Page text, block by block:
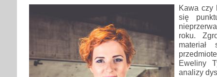
Kawa czy
się
roku.
materiał
Eweliny
analizy